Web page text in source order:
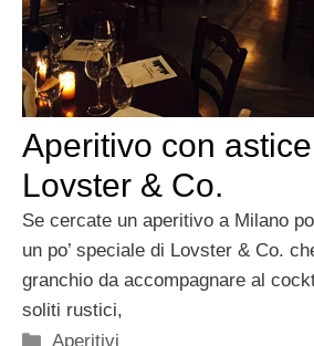
Aperitivo con
Lovster & Co.
Se cercate un aperitivo a Milano
un po’ speciale di Lovster & Co.
granchio da accompagnare al
soliti rustici,
Categorie
Aperitivi